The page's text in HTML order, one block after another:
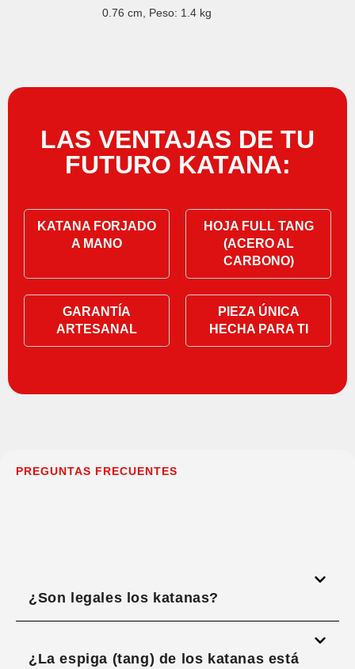
0.76 cm, Peso: 1.4 kg
LAS VENTAJAS DE TU
FUTURO KATANA:
KATANA FORJADO
A MANO
HOJA FULL TANG
(ACERO AL
CARBONO)
GARANTÍA
ARTESANAL
PIEZA ÚNICA
HECHA PARA TI
PREGUNTAS FRECUENTES
¿Son legales los katanas?
¿La espiga (tang) de los katanas está